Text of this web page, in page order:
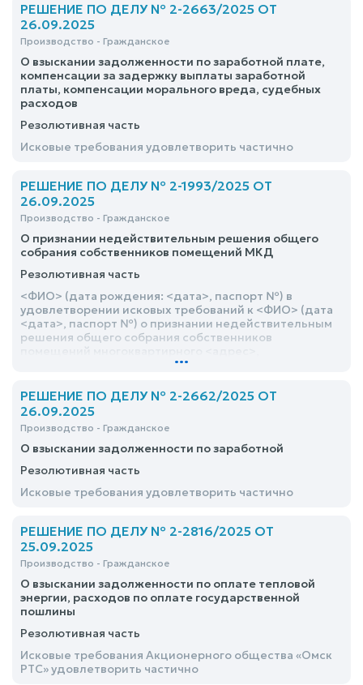
РЕШЕНИЕ ПО ДЕЛУ № 2-2663/2025 ОТ
26.09.2025
Производство - Гражданское
О взыскании задолженности по заработной плате,
компенсации за задержку выплаты заработной
платы, компенсации морального вреда, судебных
расходов
Резолютивная часть
Исковые требования удовлетворить частично
РЕШЕНИЕ ПО ДЕЛУ № 2-1993/2025 ОТ
26.09.2025
Производство - Гражданское
О признании недействительным решения общего
собрания собственников помещений МКД
Резолютивная часть
<ФИО> (дата рождения: <дата>, паспорт №) в
удовлетворении исковых требований к <ФИО> (дата
<дата>, паспорт №) о признании недействительным
решения общего собрания собственников
оформленный протоколом № от <дата> в части п. 3 и
...
РЕШЕНИЕ ПО ДЕЛУ № 2-2662/2025 ОТ
26.09.2025
Производство - Гражданское
О взыскании задолженности по заработной
Резолютивная часть
Исковые требования удовлетворить частично
РЕШЕНИЕ ПО ДЕЛУ № 2-2816/2025 ОТ
25.09.2025
Производство - Гражданское
О взыскании задолженности по оплате тепловой
энергии, расходов по оплате государственной
пошлины
Резолютивная часть
Исковые требования Акционерного общества «Омск
РТС» удовлетворить частично